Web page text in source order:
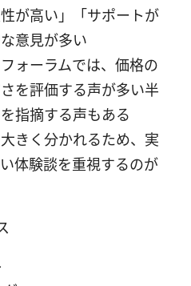
が高い」「サポートが
意見が多い
ォーラムでは、価格の
を評価する声が多い半
指摘する声もある
きく分かれるため、実
体験談を重視するのが